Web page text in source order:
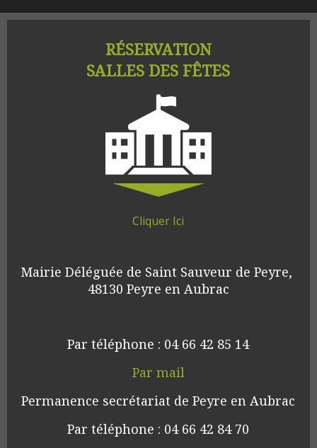
RÉSERVATION
SALLES DES FÊTES
Cliquer Ici
Mairie Déléguée de Saint Sauveur de Peyre,
48130 Peyre en Aubrac
Par téléphone : 04 66 42 85 14
Par mail
Permanence secrétariat de Peyre en Aubrac
Par téléphone : 04 66 42 84 70